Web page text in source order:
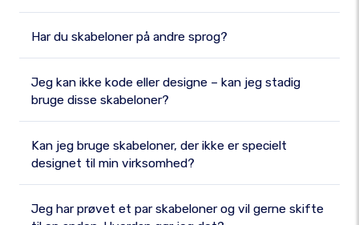
Har du skabeloner på andre sprog?
Jeg kan ikke kode eller designe – kan jeg stadig
bruge disse skabeloner?
Kan jeg bruge skabeloner, der ikke er specielt
designet til min virksomhed?
Jeg har prøvet et par skabeloner og vil gerne skifte